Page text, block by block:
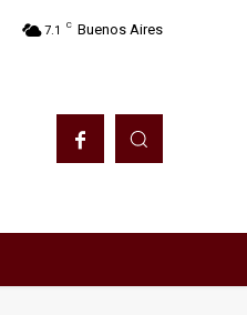
7.1 C Buenos Aires